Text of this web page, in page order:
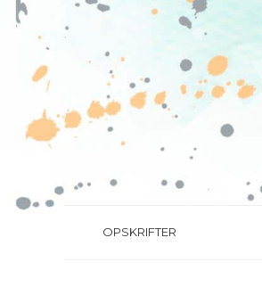
OPSKRIFTER